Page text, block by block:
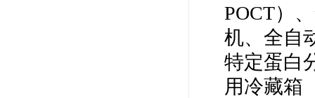
POCT）
机、全自
特定蛋白
用冷藏箱